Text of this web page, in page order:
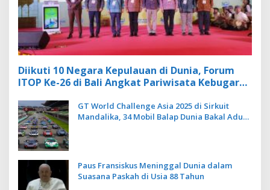
Diikuti 10 Negara Kepulauan di Dunia, Forum
ITOP Ke-26 di Bali Angkat Pariwisata Kebugaran
GT World Challenge Asia 2025 di Sirkuit
Mandalika, 34 Mobil Balap Dunia Bakal Adu
Paus Fransiskus Meninggal Dunia dalam
Suasana Paskah di Usia 88 Tahun